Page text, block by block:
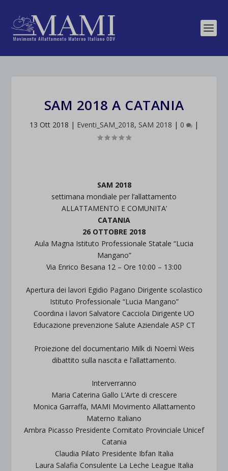
SAM 2018 A CATANIA
13 Ott 2018 | Eventi_SAM_2018, SAM 2018 | 0 |
SAM 2018
settimana mondiale per l’allattamento
ALLATTAMENTO E COMUNITA’
CATANIA
26 OTTOBRE 2018
Aula Magna Istituto Professionale Statale “Lucia
Mangano”
Via Enrico Besana 12 – Ore 10:00 – 13:00
Apertura dei lavori Egidio Pagano Dirigente scolastico
Istituto Professionale “Lucia Mangano”
Coordina i lavori Salvatore Cacciola Dirigente UO
Educazione prevenzione Salute Aziendale ASP CT
Proiezione del documentario Milk di Noemì Weis
dibattito sulla nascita e l’allattamento.
Interverranno
Maria Caterina Gallo L’Arte di crescere
Monica Garraffa, MAMI Movimento Allattamento
Materno Italiano
Ambra Picasso Presidente Comitato Provinciale Unicef
Catania
Claudia Pilato Presidente Ibfan Italia
Laura Salafia Consulente La Leche League Italia